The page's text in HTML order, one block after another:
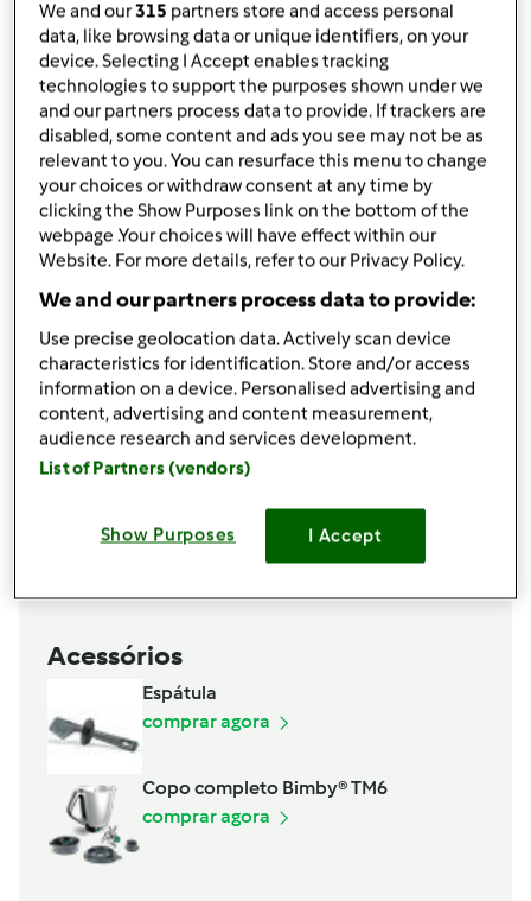
1lata deleite,condensado
2latas deleite,condensado com UHT
açucar
6ovo,s
farinha maizena
200 gr. de bolacha-maria
Café solúvel instantâneo
Adicionar à lista de compras
Acessórios
Espátula
comprar agora
Copo completo Bimby® TM6
comprar agora
We and our315 partners store and access personal
data, like browsing data or unique identifiers, on your
device. Selecting I Accept enables tracking
technologies to support the purposes shown under we
and our partners process data to provide. If trackers are
disabled, some content and ads you see may not be as
relevant to you. You can resurface this menu to change
your choices or withdraw consent at any time by
clicking the Show Purposes link on the bottom of the
webpage .Your choices will have effect within our
Website. For more details, refer to our Privacy Policy.
We and our partners process data to provide:
Use precise geolocation data. Actively scan device
characteristics for identification. Store and/or access
information on a device. Personalised advertising and
content, advertising and content measurement,
audience research and services development.
List of Partners (vendors)
Show Purposes I Accept